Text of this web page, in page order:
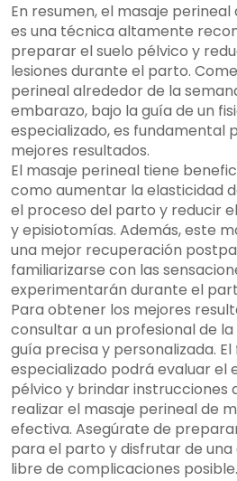
En resumen, el masaje
es una técnica altamente
preparar el suelo pélvico y
lesiones durante el parto.
perineal alrededor de la
embarazo, bajo la guía de un
especializado, es fundamental
mejores resultados.
El masaje perineal tiene
como aumentar la elasticidad
el proceso del parto y reducir
y episiotomías. Además, este
una mejor recuperación
familiarizarse con las
experimentarán durante el
Para obtener los mejores
consultar a un profesional de
guía precisa y personalizada.
especializado podrá evaluar el
pélvico y brindar instrucciones
realizar el masaje perineal de
efectiva. Asegúrate de
para el parto y disfrutar de
libre de complicaciones posible.